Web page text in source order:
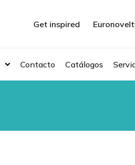
Get inspired
Contacto Catálogos